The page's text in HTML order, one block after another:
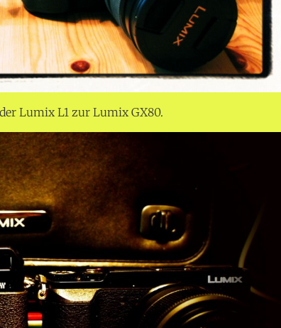
Lumix L1 zur Lumix GX80.